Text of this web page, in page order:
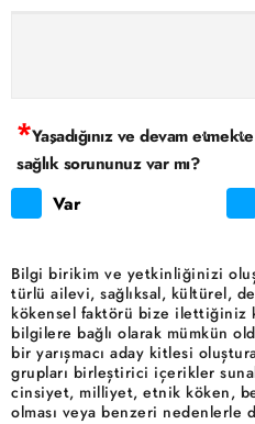
*Yaşadığınız ve devam
sağlık sorununuz var mı?
Var
Bilgi birikim ve yetkinliğinizi
türlü ailevi, sağlıksal, kültürel,
kökensel faktörü bize ilettiğiniz
bilgilere bağlı olarak mümkün
bir yarışmacı aday kitlesi
grupları birleştirici içerikler
cinsiyet, milliyet, etnik köken,
olması veya benzeri nedenlerle